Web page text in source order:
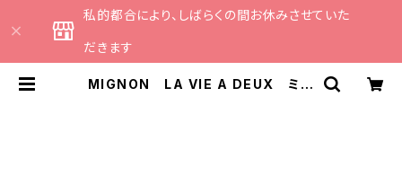
私的都合により、しばらくの間お休みさせていた
だきます
MIGNON LA VIE A DEUX ミニ